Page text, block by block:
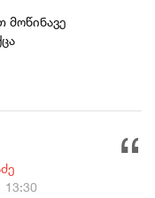
მოწინავე
13:30